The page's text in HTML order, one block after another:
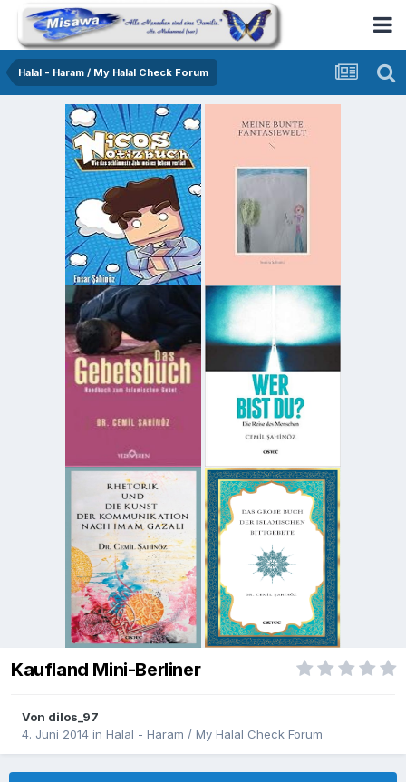
Halal - Haram / My Halal Check Forum
Kaufland Mini-Berliner
Von dilos_97
4. Juni 2014 in Halal - Haram / My Halal Check Forum